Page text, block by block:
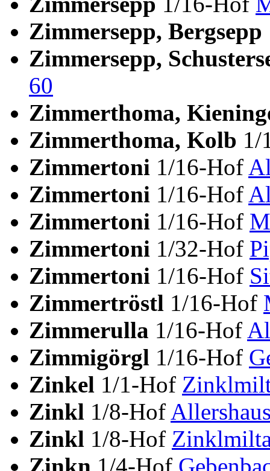
Zimmersepp, Bergsepp
Zimmersepp,
60
Zimmerthoma,
Zimmerthoma, Kolb 1/
Zimmertoni 1/16-Hof
Zimmertoni 1/16-Hof
Zimmertoni 1/16-Hof
Zimmertoni 1/32-Hof
Zimmertoni 1/16-Hof
Zimmertröstl 1/16-Hof
Zimmerulla 1/16-Hof
Zimmigörgl 1/16-Hof
Zinkel 1/1-Hof
Zinkl 1/8-Hof
Zinkl 1/8-Hof
Zinkn 1/4-Hof